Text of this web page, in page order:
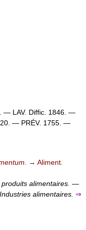
— LAV. Diffic. 1846. —
— PRÉV. 1755. —
→ Aliment.
alimentaires. —
Industries alimentaires. ⇒